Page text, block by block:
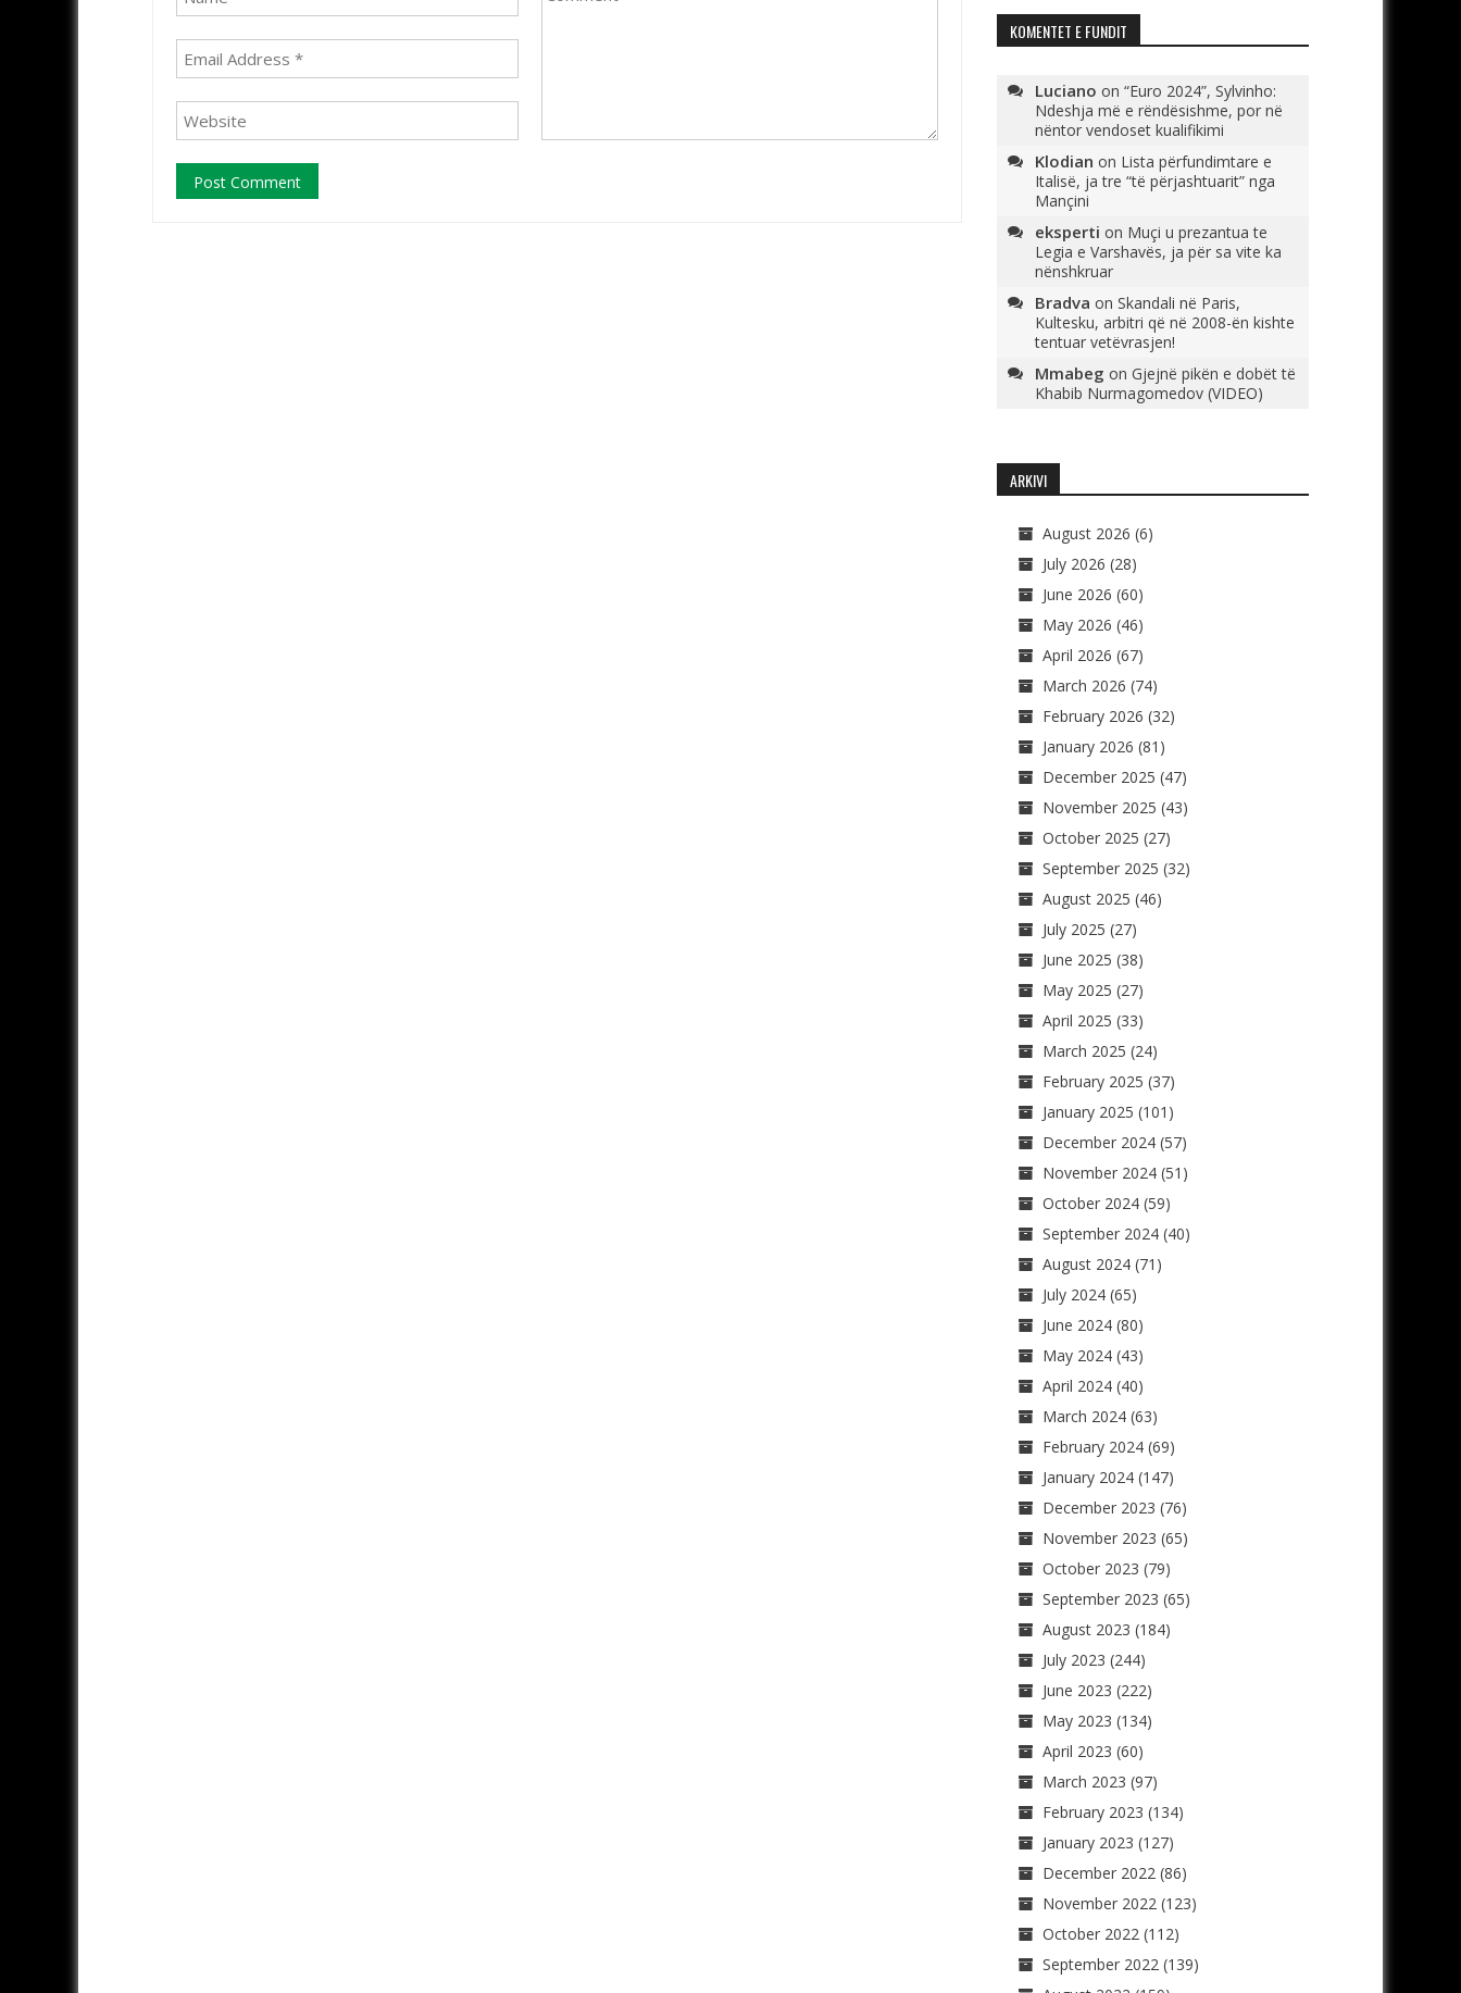
KOMENTET E FUNDIT
Luciano on “Euro 2024”, Sylvinho:
Ndeshja më e rëndësishme, por në
nëntor vendoset kualifikimi
Klodian on Lista përfundimtare e
Italisë, ja tre “të përjashtuarit” nga
Mançini
eksperti on Muçi u prezantua te
Legia e Varshavës, ja për sa vite ka
nënshkruar
Bradva on Skandali në Paris,
Kultesku, arbitri që në 2008-ën kishte
tentuar vetëvrasjen!
Mmabeg on Gjejnë pikën e dobët të
Khabib Nurmagomedov (VIDEO)
ARKIVI
August 2026 (6)
July 2026 (28)
June 2026 (60)
May 2026 (46)
April 2026 (67)
March 2026 (74)
February 2026 (32)
January 2026 (81)
December 2025 (47)
November 2025 (43)
October 2025 (27)
September 2025 (32)
August 2025 (46)
July 2025 (27)
June 2025 (38)
May 2025 (27)
April 2025 (33)
March 2025 (24)
February 2025 (37)
January 2025 (101)
December 2024(57)
November 2024(51)
October 2024(59)
September 2024(40)
August 2024(71)
July 2024(65)
June 2024(80)
May 2024(43)
April 2024(40)
March 2024(63)
February 2024(69)
January 2024(147)
December 2023 (76)
November 2023 (65)
October 2023 (79)
September 2023 (65)
August 2023 (184)
July 2023 (244)
June 2023 (222)
May 2023 (134)
April 2023 (60)
March 2023 (97)
February 2023 (134)
January 2023 (127)
December 2022(86)
November 2022(123)
October 2022(112)
September 2022(139)